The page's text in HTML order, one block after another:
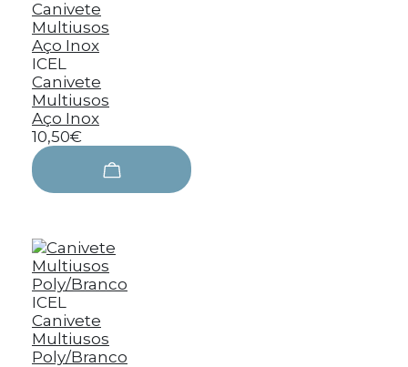
ICEL
Canivete
Multiusos
Aço Inox
10,50€
ICEL
Canivete
Multiusos
Poly/Branco